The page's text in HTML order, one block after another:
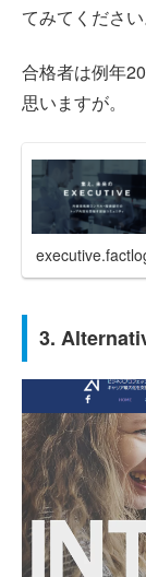
てみてください
合格者は例年
思いますが。
3.